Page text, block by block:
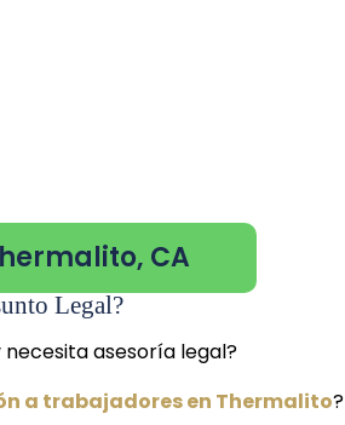
CA
Legal?
necesita asesoría legal?
a trabajadores en Thermalito?